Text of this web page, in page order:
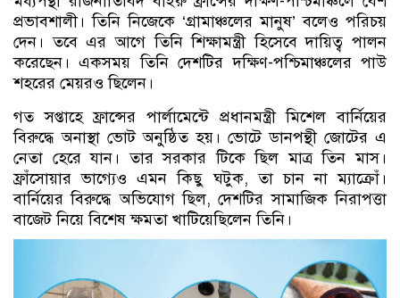
প্রভাবশালী। তিনি নিজেকে ‘গ্রামাঞ্চলের মানুষ’ বলেও পরিচয়
দেন। তবে এর আগে তিনি শিক্ষামন্ত্রী হিসেবে দায়িত্ব পালন
করেছেন। একসময় তিনি দেশটির দক্ষিণ-পশ্চিমাঞ্চলের পাউ
শহরের মেয়রও ছিলেন।
গত সপ্তাহে ফ্রান্সের পার্লামেন্টে প্রধানমন্ত্রী মিশেল বার্নিয়ের
বিরুদ্ধে অনাস্থা ভোট অনুষ্ঠিত হয়। ভোটে ডানপন্থী জোটের এ
নেতা হেরে যান। তার সরকার টিকে ছিল মাত্র তিন মাস।
ফ্রাঁসোয়ার ভাগ্যেও এমন কিছু ঘটুক, তা চান না ম্যাক্রোঁ।
বার্নিয়ের বিরুদ্ধে অভিযোগ ছিল, দেশটির সামাজিক নিরাপত্তা
বাজেট নিয়ে বিশেষ ক্ষমতা খাটিয়েছিলেন তিনি।